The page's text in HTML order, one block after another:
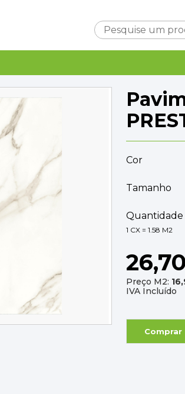
A
Cor
Tamanho
Quantidade
1 CX = 1.58 M2
Preço M2:
IVA Incluído
Comprar